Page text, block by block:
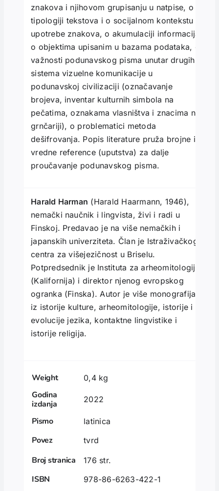
znakova i njihovom grupisanju u natpise, o
tipologiji tekstova i o socijalnom kontekstu
upotrebe znakova, o akumulaciji informacija
o objektima upisanim u bazama podataka, o
važnosti podunavskog pisma unutar drugih
sistema vizuelne komunikacije u
podunavskoj civilizaciji (označavanje
brojeva, inventar kulturnih simbola na
pečatima, oznakama vlasništva i znacima na
grnčariji), o problematici metoda
dešifrovanja. Popis literature pruža brojne i
vredne reference (uputstva) za dalje
proučavanje podunavskog pisma.
Harald Harman (Harald Haarmann, 1946),
nemački naučnik i lingvista, živi i radi u
Finskoj. Predavao je na više nemačkih i
japanskih univerziteta. Član je Istraživačkog
centra za višejezičnost u Briselu.
Potpredsednik je Instituta za arheomitologiju
(Kalifornija) i direktor njenog evropskog
ogranka (Finska). Autor je više monografija
iz istorije kulture, arheomitologije, istorije i
evolucije jezika, kontaktne lingvistike i
istorije religija.
Weight 0,4 kg
Godina
izdanja
2022
Pismo latinica
Povez tvrd
Broj stranica 176 str.
ISBN 978-86-6263-422-1